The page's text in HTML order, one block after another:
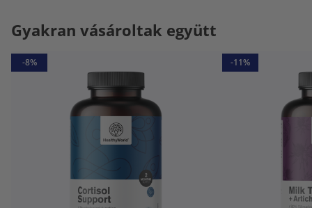
Gyakran vásároltak együtt
-8% -11%